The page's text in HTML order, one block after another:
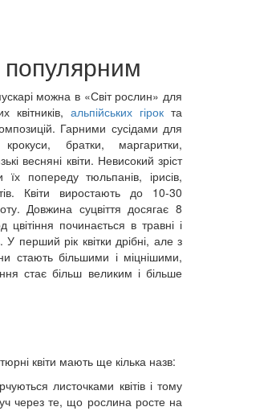
популярним
можна в «Світ рослин» для
квітників,альпійських гірок та
Гарними сусідами для
братки, маргаритки,
весняні квіти. Невисокий зріст
їх попереду тюльпанів, ірисів,
Квіти виростають до 10-30
Довжина суцвіття досягає 8
цвітіння починається в травні і
перший рік квітки дрібні, але з
стають більшими і міцнішими,
стає більш великим і більше
квіти мають ще кілька назв:
листочками квітів і тому
через те, що рослина росте на